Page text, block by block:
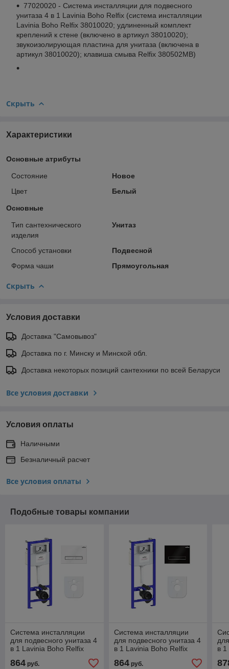
77020020 - Cистема инсталляции для подвесного
унитаза 4 в 1 Lavinia Boho Relfix (система инсталляции
Lavinia Boho Relfix 38010020; удлиненный комплект
креплений к стене (включено в артикул 38010020);
звукоизолирующая пластина для унитаза (включена в
артикул 38010020); клавиша смыва Relfix 380502MB)
Скрыть
Характеристики
Основные атрибуты
Состояние
Новое
Цвет
Белый
Основные
Тип сантехнического
изделия
Унитаз
Способ установки
Подвесной
Форма чаши
Прямоугольная
Скрыть
Условия доставки
Доставка "Самовывоз"
Доставка по г. Минску и Минской обл.
Доставка некоторых позиций сантехники по всей Беларуси
Все условия доставки
Условия оплаты
Наличными
Безналичный расчет
Все условия оплаты
Подобные товары компании
Система инсталляции
для подвесного унитаза 4
в 1 Lavinia Boho Relfix
864 руб.
Система инсталляции
для подвесного унитаза 4
в 1 Lavinia Boho Relfix
864руб.
в